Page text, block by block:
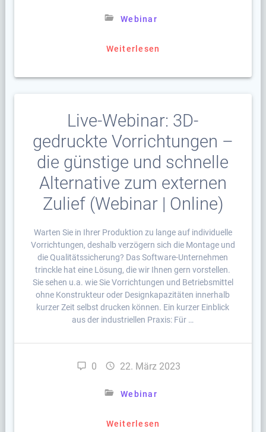
Webinar
Weiterlesen
Live-Webinar: 3D-
gedruckte Vorrichtungen –
die günstige und schnelle
Alternative zum externen
Zulief (Webinar | Online)
Warten Sie in Ihrer Produktion zu lange auf individuelle
Vorrichtungen, deshalb verzögern sich die Montage und
die Qualitätssicherung? Das Software-Unternehmen
trinckle hat eine Lösung, die wir Ihnen gern vorstellen.
Sie sehen u.a. wie Sie Vorrichtungen und Betriebsmittel
ohne Konstrukteur oder Designkapazitäten innerhalb
kurzer Zeit selbst drucken können. Ein kurzer Einblick
aus der industriellen Praxis: Für …
0 22. März 2023
Webinar
Weiterlesen